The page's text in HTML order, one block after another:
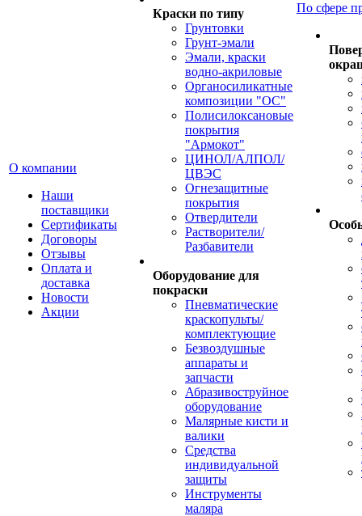
О компании
Наши
поставщики
Сертификаты
Договоры
Отзывы
Оплата и
доставка
Новости
Акции
Краски по типу
Грунтовки
Грунт-эмали
Эмали, краски
водно-акриловые
Органосиликатные
композиции "ОС"
Полисилоксановые
покрытия
"Армокот"
ЦИНОЛ/АЛПОЛ/
ЦВЭС
Огнезащитные
покрытия
Отвердители
Растворители/
Разбавители
Оборудование для
покраски
Пневматические
краскопульты/
комплектующие
Безвоздушные
аппараты и
запчасти
Абразивоструйное
оборудование
Малярные кисти и
валики
Средства
индивидуальной
защиты
Инструменты
маляра
По сфере